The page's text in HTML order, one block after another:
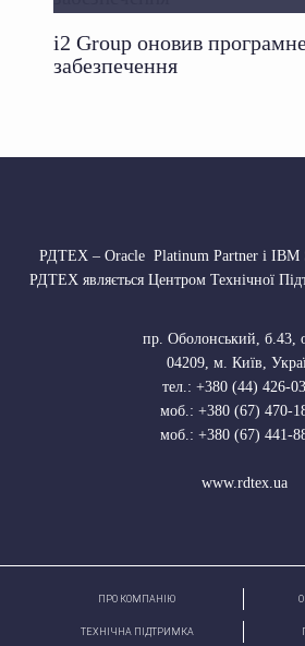
i2 Group оновив
забезпечення
РДТЕХ – Oracle Platinum Partner і IBM
РДТЕХ являється Центром Технічної
пр. Оболонський, б.43,
04209, м. Київ,
тел.: +380 (44) 426-
моб.: +380 (67) 470-
моб.: +380 (67) 441-
www.rdtex.ua
ПРО КОМПАНІЮ
ТЕХНІЧНА ПІДТРИМКА